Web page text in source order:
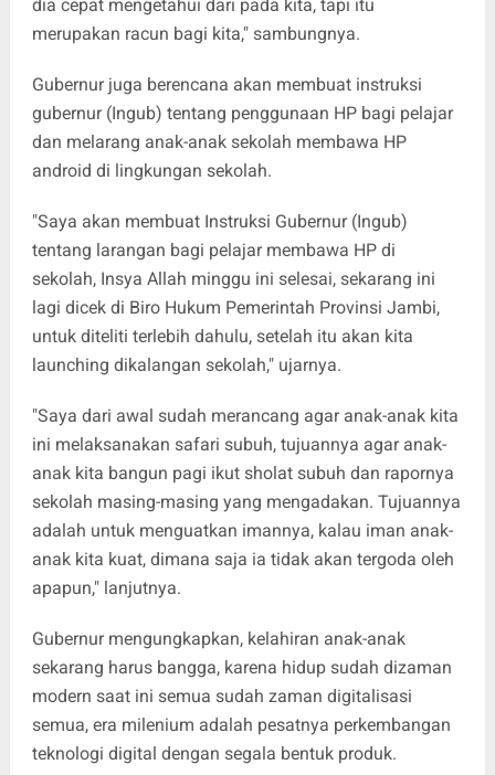
dia cepat mengetahui dari pada kita, tapi itu
merupakan racun bagi kita," sambungnya.
Gubernur juga berencana akan membuat instruksi
gubernur (Ingub) tentang penggunaan HP bagi pelajar
dan melarang anak-anak sekolah membawa HP
android di lingkungan sekolah.
"Saya akan membuat Instruksi Gubernur (Ingub)
tentang larangan bagi pelajar membawa HP di
sekolah, Insya Allah minggu ini selesai, sekarang ini
lagi dicek di Biro Hukum Pemerintah Provinsi Jambi,
untuk diteliti terlebih dahulu, setelah itu akan kita
launching dikalangan sekolah," ujarnya.
"Saya dari awal sudah merancang agar anak-anak kita
ini melaksanakan safari subuh, tujuannya agar anak-
anak kita bangun pagi ikut sholat subuh dan rapornya
sekolah masing-masing yang mengadakan. Tujuannya
adalah untuk menguatkan imannya, kalau iman anak-
anak kita kuat, dimana saja ia tidak akan tergoda oleh
apapun," lanjutnya.
Gubernur mengungkapkan, kelahiran anak-anak
sekarang harus bangga, karena hidup sudah dizaman
modern saat ini semua sudah zaman digitalisasi
semua, era milenium adalah pesatnya perkembangan
teknologi digital dengan segala bentuk produk.